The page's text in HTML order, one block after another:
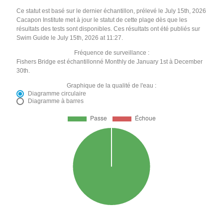
Ce statut est basé sur le dernier échantillon, prélevé le July 15th, 2026
Cacapon Institute met à jour le statut de cette plage dès que les
résultats des tests sont disponibles. Ces résultats ont été publiés sur
Swim Guide le July 15th, 2026 at 11:27.
Fréquence de surveillance :
Fishers Bridge est échantillonné Monthly de January 1st à December
30th.
Graphique de la qualité de l'eau :
Diagramme circulaire
Diagramme à barres